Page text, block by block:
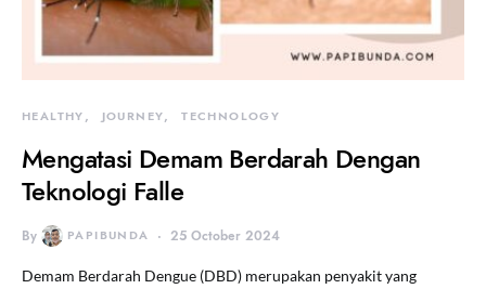
HEALTHY JOURNEY TECHNOLOGY
Mengatasi Demam Berdarah Dengan
Teknologi Falle
By PAPIBUNDA 25 October 2024
Demam Berdarah Dengue (DBD) merupakan penyakit yang